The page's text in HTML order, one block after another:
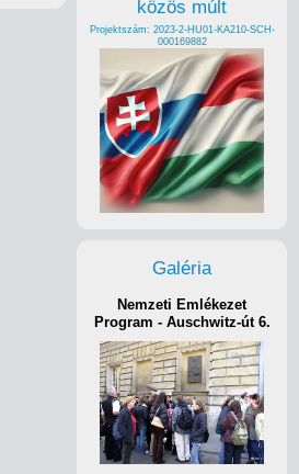
közös múlt
Projektszám: 2023-2-HU01-KA210-SCH-
000169882
Galéria
Nemzeti Emlékezet
Program - Auschwitz-út 6.